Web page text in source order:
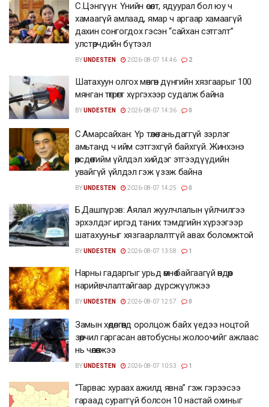
С.Цэнгүүн: Үнийн өсөлт, ядуурал бол юу ч
хамаагүй амлаад, ямар ч аргаар хамаагүй
дахин сонгогдох гэсэн “сайхан сэтгэлт”
улстөрчдийн бүтээл
BYUNDESTEN 2026-08-07 14:46 2
Шатахуун олгох мөнгөн дүнгийн хязгаарыг 100
мянган төгрөгт хүргэхээр судалж байна
BYUNDESTEN 2026-08-07 14:36 0
С.Амарсайхан: Үр төлөө таньдаггүй зэрлэг
амьтанд ч ийм сэтгэхгүй байхгүй. Жинхэнэ
өөрсдөө тийм үйлдэл хийдэг этгээдүүдийн
увайгүй үйлдэл гэж үзэж байна
BYUNDESTEN 2026-08-07 14:25 0
Б.Дашпүрэв: Аялал жуулчлалын үйлчилгээ
эрхэлдэг иргэд таних тэмдгийн хүрээгээр
шатахууныг хязгаарлалтгүй авах боломжтой
BYUNDESTEN 2026-08-07 13:58 1
Нарны гадаргыг урьд өмнө байгаагүй өндөр
нарийвчлалтайгаар дүрсжүүлжээ
BYUNDESTEN 2026-08-07 12:57 0
Замын хөдөлгөөнд оролцож байх үедээ ноцтой
зөрчил гаргасан автобусны жолоочийг ажлаас
нь чөлөөлжээ
BYUNDESTEN 2026-08-07 10:53 1
“Тарвас хураах ажилд явна” гэж гэрээсээ
гараад сураггүй болсон 10 настай охиныг